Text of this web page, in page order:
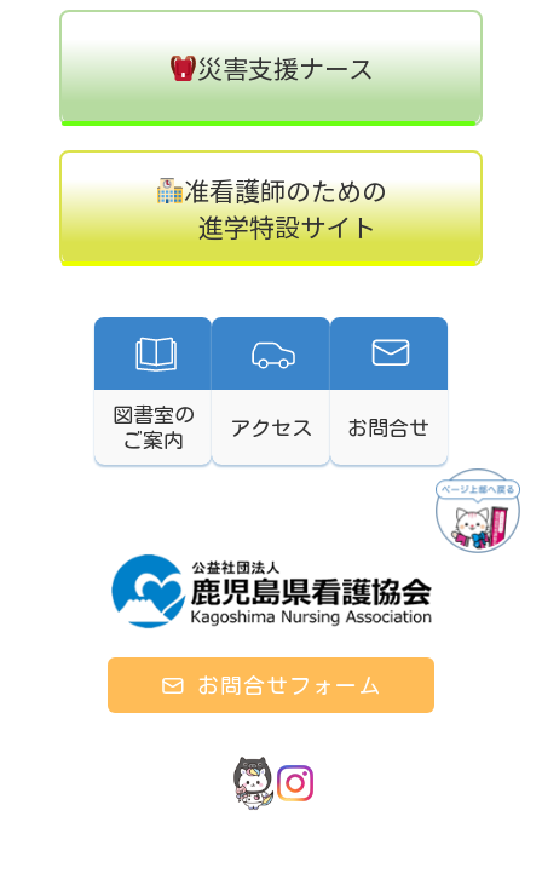
災害支援ナース
准看護師のための
進学特設サイト
図書室の
ご案内
アクセス お問合せ
お問合せフォーム